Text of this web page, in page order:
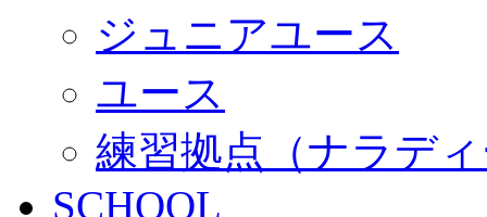
ジュニアユース
ユース
練習拠点（ナラデ
SCHOOL